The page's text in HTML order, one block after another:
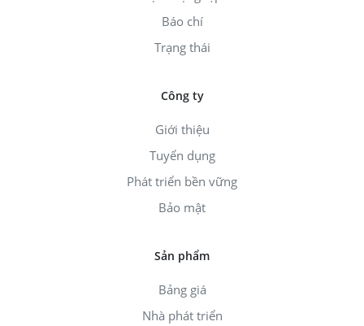
Báo chí
Trạng thái
Công ty
Giới thiệu
Tuyển dụng
Phát triển bền vững
Bảo mật
Sản phẩm
Bảng giá
Nhà phát triển